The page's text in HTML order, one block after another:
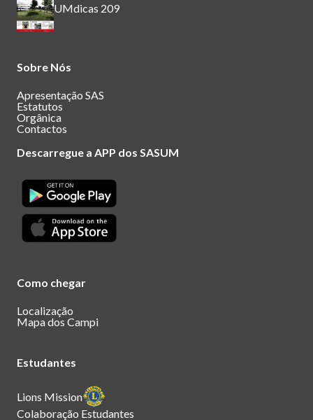
UMdicas 209
Sobre Nós
Apresentação SAS
Estatutos
Orgânica
Contactos
Descarregue a APP dos SASUM
Como chegar
Localização
Mapa dos Campi
Estudantes
Lions Mission
Colaboração Estudantes